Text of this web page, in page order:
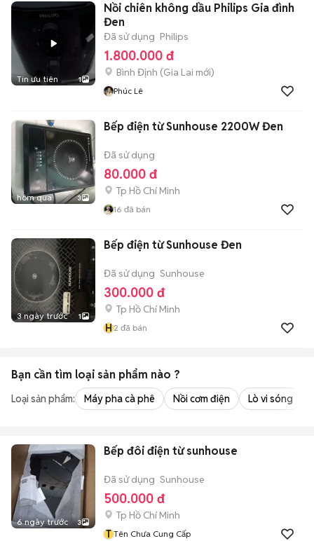
Tin ưu tiên 1
Nồi chiên không dầu Philips Gia đình
Đen
Đã sử dụng Philips
1.800.000 đ
Bình Định (Gia Lai mới)
Phúc Lê
hôm qua 3
Bếp điện từ Sunhouse 2200W Đen
Đã sử dụng
80.000 đ
Tp Hồ Chí Minh
16 đã bán
3 ngày trước 1
Bếp điện từ Sunhouse Đen
Đã sử dụng Sunhouse
300.000 đ
Tp Hồ Chí Minh
H2 đã bán
Bạn cần tìm loại sản phẩm nào ?
Loại sản phẩm: Máy pha cà phê Nồi cơm điện Lò vi sóng
6 ngày trước 3
Bếp đôi điện từ sunhouse
Đã sử dụng Sunhouse
500.000 đ
Tp Hồ Chí Minh
T Tên Chưa Cung Cấp